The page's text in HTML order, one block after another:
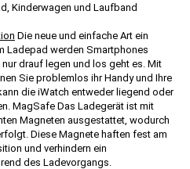
Kinderwagen und Laufband
Die neue und einfache Art ein
Ladepad werden Smartphones
drauf legen und los geht es. Mit
Sie problemlos ihr Handy und Ihre
die iWatch entweder liegend oder
MagSafe Das Ladegerät ist mit
Magneten ausgestattet, wodurch
Diese Magnete haften fest am
und verhindern ein
des Ladevorgangs.